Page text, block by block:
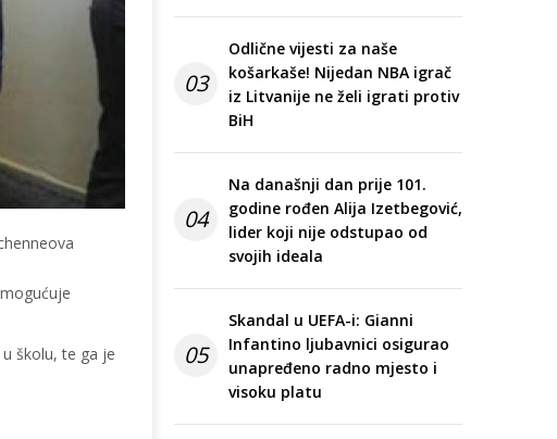
školu, te ga je
03
Odlične vijesti za naše
košarkaše! Nijedan NBA igrač
iz Litvanije ne želi igrati protiv
BiH
04
Na današnji dan prije 101.
godine rođen Alija Izetbegović,
lider koji nije odstupao od
svojih ideala
05
Skandal u UEFA-i: Gianni
Infantino ljubavnici osigurao
unapređeno radno mjesto i
visoku platu